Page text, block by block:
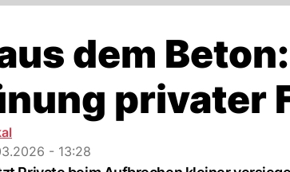
dem
privater
- 13:28